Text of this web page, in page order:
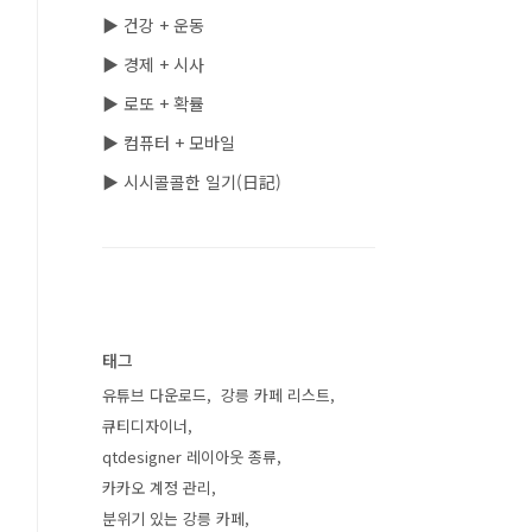
▶ 건강 + 운동
▶ 경제 + 시사
▶ 로또 + 확률
▶ 컴퓨터 + 모바일
▶ 시시콜콜한 일기(日記)
태그
유튜브 다운로드
강릉 카페 리스트
큐티디자이너
qtdesigner 레이아웃 종류
카카오 계정 관리
분위기 있는 강릉 카페